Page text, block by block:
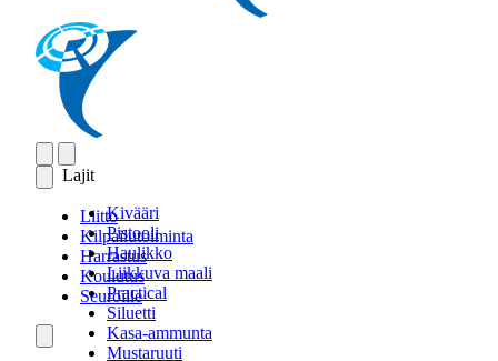
Lajit
Kivääri
Pistooli
Haulikko
Liikkuva maali
Practical
Siluetti
Kasa-ammunta
Mustaruuti
Liitto
Kilpailutoiminta
Harrastus
Koulutus
Seuroille